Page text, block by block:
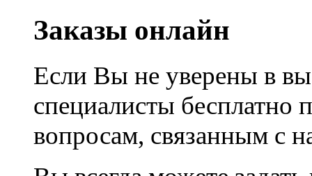
Заказы онлайн
Если Вы не уверены в
специалисты
вопросам, связанным с